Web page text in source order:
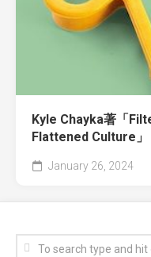
Kyle Chayka著「
Flattened Culture」
January 26, 2024